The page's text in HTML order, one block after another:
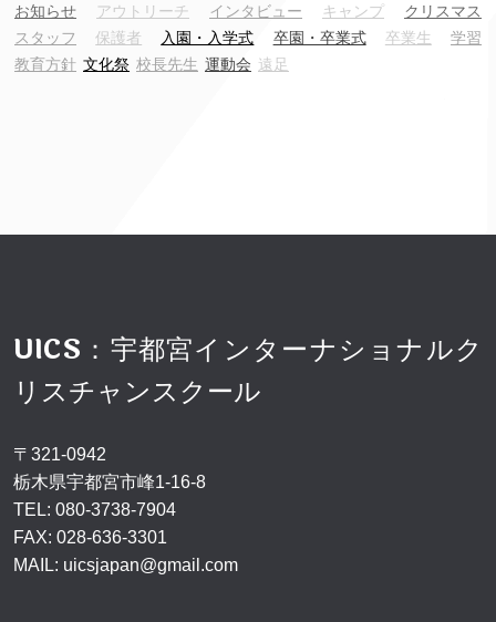
お知らせ アウトリーチ インタビュー キャンプ
クリスマス
スタッフ
保護者 入園・入学式 卒園・卒業式 卒業生
学習
教育方針 文化祭 校長先生 運動会 遠足
UICS：宇都宮インターナショナルク
リスチャンスクール
〒321-0942
栃木県宇都宮市峰1-16-8
TEL: 080-3738-7904
FAX: 028-636-3301
MAIL: uicsjapan@gmail.com